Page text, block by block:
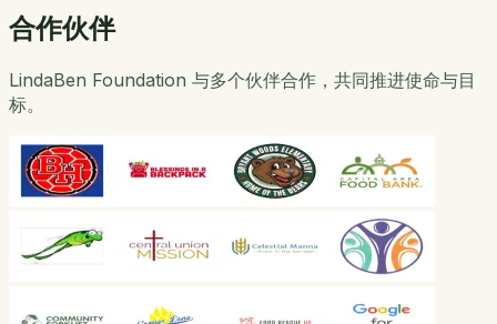
合作伙伴
LindaBen Foundation 与多个伙伴合作，共同推进使命与目
标。